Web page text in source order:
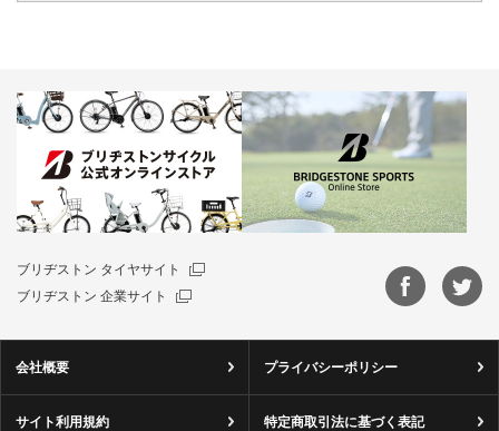
ブリヂストン タイヤサイト
ブリヂストン 企業サイト
会社概要 プライバシーポリシー
サイト利用規約 特定商取引法に基づく表記